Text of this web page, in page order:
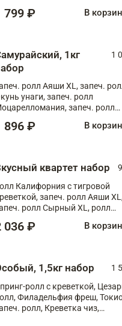
799 ₽ В
1кг
1
ролл Аяши XL, запеч.
унаги, запеч. ролл
запеч. ролл
896 ₽ В
квартет набор
Калифорния с тигровой
запеч. ролл Аяши
ролл Сырный XL, ролл
036 ₽ В
1,5кг набор
1
ролл с креветкой,
Филадельфия фреш,
ролл, Креветка чиз,